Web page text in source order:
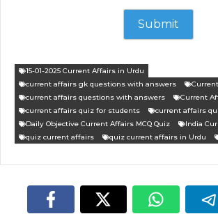
15-01-2025 Current Affairs in Urdu
current affairs gk questions with answers
current affairs questions with answers
Current
current affairs quiz for students
current affairs
Daily Objective Current Affairs MCQ Quiz
India
quiz current affairs
quiz current affairs in Urdu